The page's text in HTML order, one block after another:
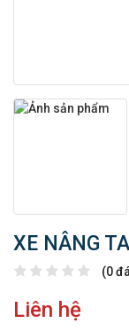
XE NÂNG
(0
Liên hệ